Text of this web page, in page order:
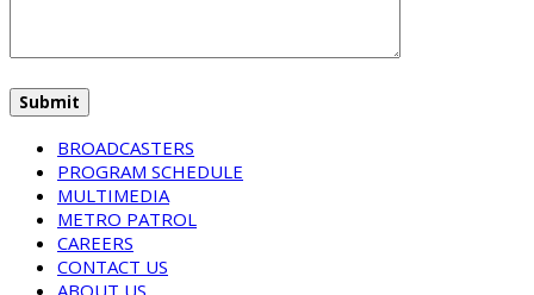
BROADCASTERS
PROGRAM SCHEDULE
MULTIMEDIA
METRO PATROL
CAREERS
CONTACT US
ABOUT US